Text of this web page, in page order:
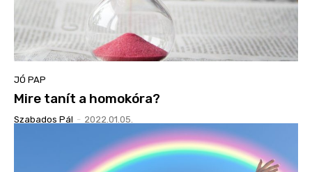
JÓ PAP
Mire tanít a homokóra?
Szabados Pál - 2022.01.05.